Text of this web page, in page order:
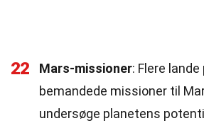
22 Mars-missioner: Flere
bemandede missioner til
undersøge planetens